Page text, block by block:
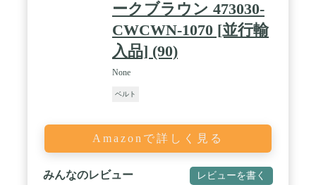
ークブラウン 473030-
CWCWN-1070 [並行輸
入品] (90)
None
ベルト
Amazonで詳しく見る
みんなのレビュー レビューを書く